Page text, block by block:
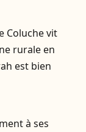
Coluche vit
rurale en
est bien
à ses